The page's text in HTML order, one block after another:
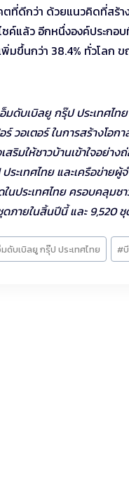
ที่ดีกว่า ด้วยแนวคิดที่สร้า
ค์แล้ว อีกหนึ่งองค์ประก
มขึ้นกว่า 38.4% ทั่วโลก
มดับเบิลยู กรุ๊ป ประเทศ
ร์ วอเตอร์ ในการสร้างโ
ให้ชาวบ้านเข้าใจอย่าง
ะเทศไทย และเครือข่าย
นประเทศไทย ครอบคลุม
ภายในสิ้นปีนี้ และ 9,520
ดับเบิลยู กรุ๊ป ประเทศไทย #